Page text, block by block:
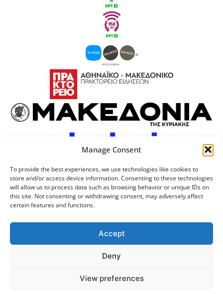
Manage Consent
To provide the best experiences, we use technologies like cookies to
store and/or access device information. Consenting to these technologies
will allow us to process data such as browsing behavior or unique IDs on
this site. Not consenting or withdrawing consent, may adversely affect
certain features and functions.
Accept
Deny
View preferences
Προσωπικά Δεδομένα
Λογότυπος
Πανεπιστήμιο Θεσσαλονίκης
Διακυβέρνησης ΑΠΘ